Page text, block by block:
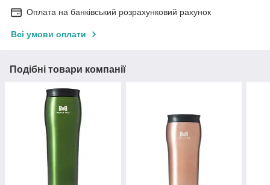
Оплата на банківський розрахунковий рахунок
Всі умови оплати
Подібні товари компанії